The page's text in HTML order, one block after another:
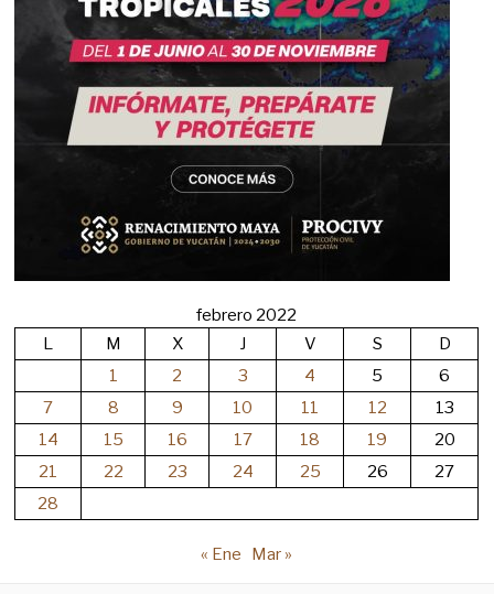
febrero 2022
L
M X J V S
D
1
2 3 4 5
6
7
8 9 10 11 12
13
14
15 16 17 18 19
20
21
22 23 24 25 26
27
28
« Ene Mar »